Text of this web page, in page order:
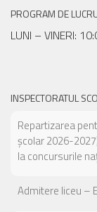
PROGRAM DE
LUNI – VINERI:
INSPECTORATUL
Repartizarea
școlar 2026-
la concursurile
Admitere liceu –